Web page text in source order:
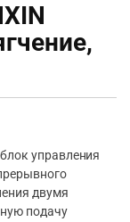
управления
двумя
подачу